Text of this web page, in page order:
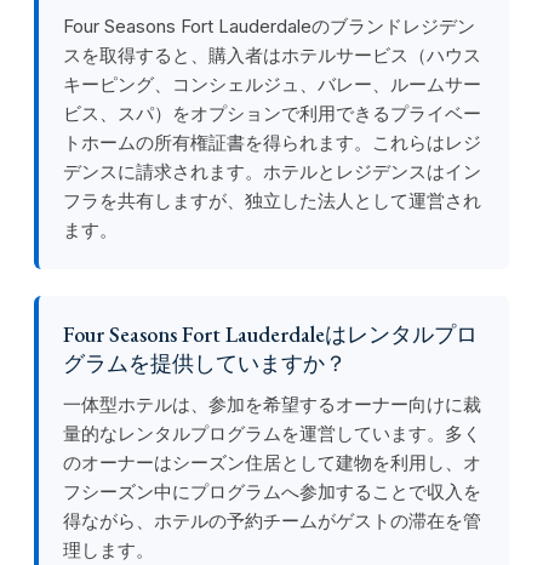
Four Seasons Fort Lauderdaleのブランドレジデン
スを取得すると、購入者はホテルサービス（ハウス
キーピング、コンシェルジュ、バレー、ルームサー
ビス、スパ）をオプションで利用できるプライベー
トホームの所有権証書を得られます。これらはレジ
デンスに請求されます。ホテルとレジデンスはイン
フラを共有しますが、独立した法人として運営され
ます。
Four Seasons Fort Lauderdaleはレンタルプロ
グラムを提供していますか？
一体型ホテルは、参加を希望するオーナー向けに裁
量的なレンタルプログラムを運営しています。多く
のオーナーはシーズン住居として建物を利用し、オ
フシーズン中にプログラムへ参加することで収入を
得ながら、ホテルの予約チームがゲストの滞在を管
理します。